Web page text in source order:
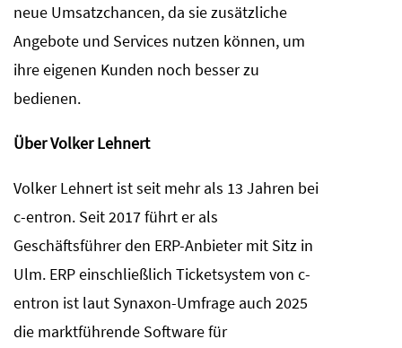
neue Umsatzchancen, da sie zusätzliche
Angebote und Services nutzen können, um
ihre eigenen Kunden noch besser zu
bedienen.
Über Volker Lehnert
Volker Lehnert ist seit mehr als 13 Jahren bei
c-entron. Seit 2017 führt er als
Geschäftsführer den ERP-Anbieter mit Sitz in
Ulm. ERP einschließlich Ticketsystem von c-
entron ist laut Synaxon-Umfrage auch 2025
die marktführende Software für